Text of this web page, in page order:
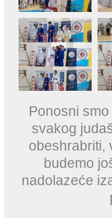
Ponosni
svakog
obeshrabriti,
budemo
nadolazeće